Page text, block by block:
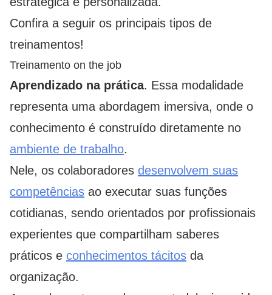
Confira a seguir os principais tipos de
treinamentos!
Treinamento on the job
Aprendizado na prática. Essa modalidade
representa uma abordagem imersiva, onde o
conhecimento é construído diretamente no
ambiente de trabalho.
Nele, os colaboradores desenvolvem suas
competências ao executar suas funções
cotidianas, sendo orientados por profissionais
experientes que compartilham saberes
práticos e conhecimentos tácitos da
organização.